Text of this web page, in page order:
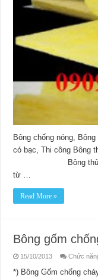
Bông chống nóng,
có bạc, Thi
Bông thủy tinh
từ …
Read More »
Bông gốm
15/10/2013 Chức
*) Bông Gốm chống